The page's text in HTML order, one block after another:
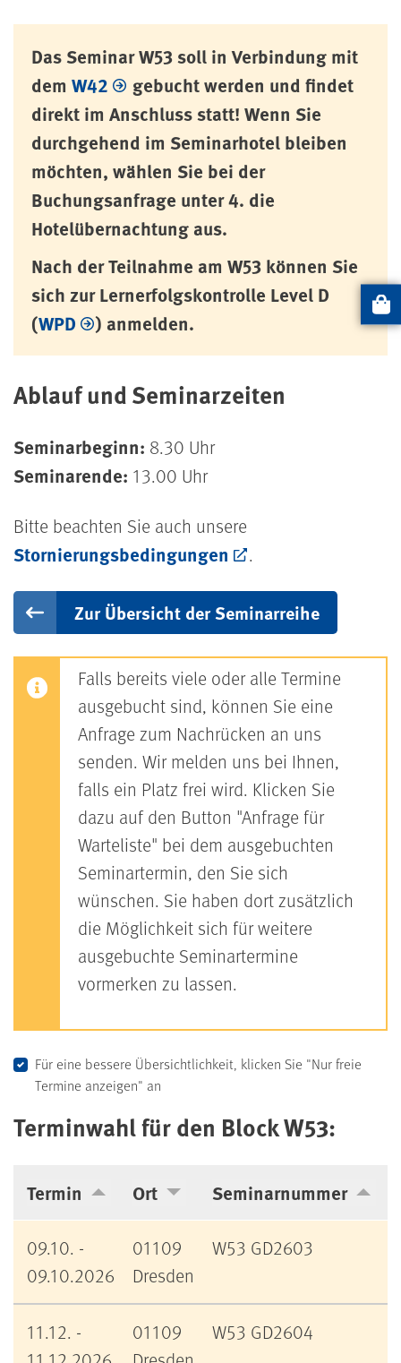
Das Seminar W53 soll in Verbindung mit
dem W42
gebucht werden und findet
direkt im Anschluss statt! Wenn Sie
durchgehend im Seminarhotel bleiben
möchten, wählen Sie bei der
Buchungsanfrage unter 4. die
Hotelübernachtung aus.
Nach der Teilnahme am W53 können Sie
sich zur Lernerfolgskontrolle Level D
(WPD ) anmelden.
Ablauf und Seminarzeiten
Seminarbeginn: 8.30 Uhr
Seminarende: 13.00 Uhr
Bitte beachten Sie auch unsere
Stornierungsbedingungen .
Zur Übersicht der Seminarreihe
Falls bereits viele oder alle Termine
ausgebucht sind, können Sie eine
Anfrage zum Nachrücken an uns
senden. Wir melden uns bei Ihnen,
falls ein Platz frei wird. Klicken Sie
dazu auf den Button "Anfrage für
Warteliste" bei dem ausgebuchten
Seminartermin, den Sie sich
wünschen. Sie haben dort zusätzlich
die Möglichkeit sich für weitere
ausgebuchte Seminartermine
vormerken zu lassen.
Für eine bessere Übersichtlichkeit, klicken Sie "Nur freie
Termine anzeigen" an
Terminwahl für den Block W53:
Termin Ort Seminarnummer
09.10. -
09.10.2026
01109
Dresden
W53 GD2603
11.12. -
01109
W53 GD2604
Artikel